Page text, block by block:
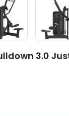
3.0